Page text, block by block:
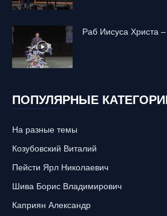
Раб Иисуса Христа
ПОПУЛЯРНЫЕ
На разные темы
Козубовский Виталий
Пейсти Ярл Николаевич
Шива Борис Владимирович
Каприян Александр